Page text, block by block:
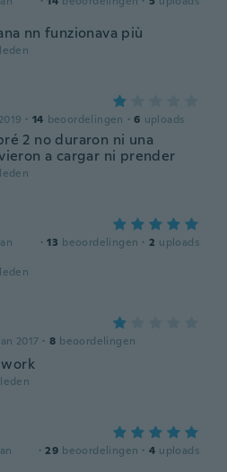
nn funzionava più
· 14 beoordelingen · 6 uploads
2 no duraron ni una
a cargar ni prender
· 13 beoordelingen · 2 uploads
2017 · 8 beoordelingen
· 29 beoordelingen · 4 uploads